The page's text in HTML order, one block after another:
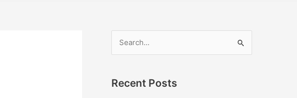
rRecent Posts